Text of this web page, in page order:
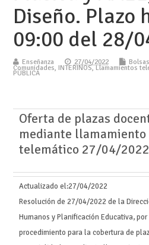
Diseño. Plazo
09:00 del 28/
Enseñanza 27/04/2022
Comunidades, INTERINOS,Llamamientos
PÚBLICA
Oferta de plazas
mediante
telemático 27/04/2022
Actualizado el:27/04/2022
Resolución de 27/04/2022 de la
Humanos y Planificación Educativa,
procedimiento para la cobertura de